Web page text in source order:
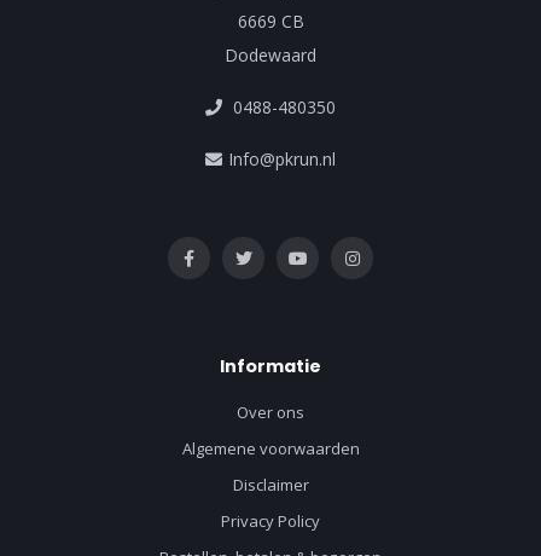
6669 CB
Dodewaard
0488-480350
Info@pkrun.nl
Informatie
Over ons
Algemene voorwaarden
Disclaimer
Privacy Policy